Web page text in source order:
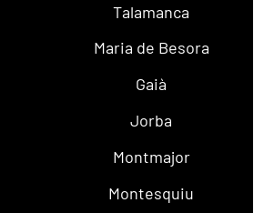
Talamanca
Maria de Besora
Gaià
Jorba
Montmajor
Montesquiu